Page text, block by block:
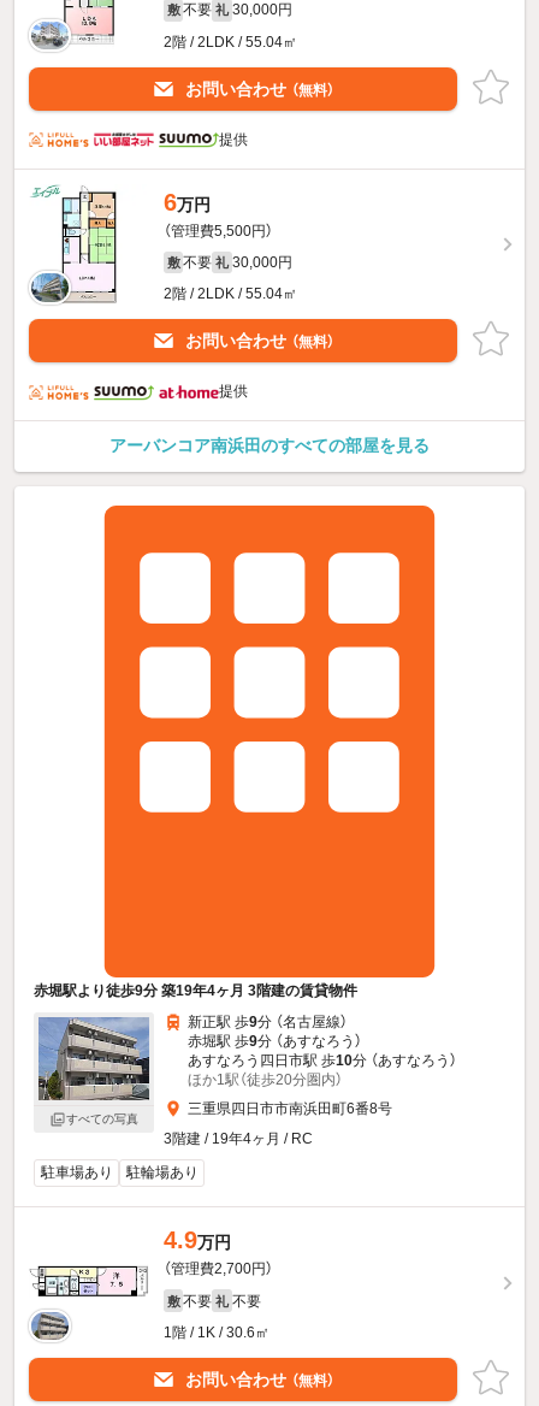
敷 不要 礼 30,000円
2階 / 2LDK / 55.04㎡
お問い合わせ （無料）
提供
6万円
（管理費5,500円）
敷 不要 礼 30,000円
2階 / 2LDK / 55.04㎡
お問い合わせ （無料）
提供
アーバンコア南浜田のすべての部屋を見る
赤堀駅より徒歩9分 築19年4ヶ月 3階建の賃貸物件
すべての写真
新正駅 歩9分 （名古屋線）
赤堀駅 歩9分 （あすなろう）
あすなろう四日市駅 歩10分 （あすなろう）
ほか1駅（徒歩20分圏内）
三重県四日市市南浜田町6番8号
3階建 / 19年4ヶ月 / RC
駐車場あり
駐輪場あり
4.9万円
（管理費2,700円）
敷 不要 礼 不要
1階 / 1K / 30.6㎡
お問い合わせ （無料）